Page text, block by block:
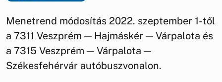
Menetrend módosítás 2022. szeptember 1-től
a 7311 Veszprém — Hajmáskér — Várpalota és
a 7315 Veszprém — Várpalota —
Székesfehérvár autóbuszvonalon.